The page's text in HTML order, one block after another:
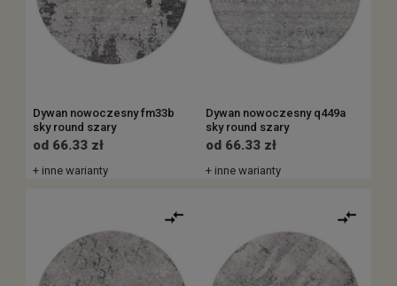
Dywan nowoczesny fm33b
sky round szary
od 66.33 zł
+ inne warianty
Dywan nowoczesny q449a
sky round szary
od 66.33 zł
+ inne warianty